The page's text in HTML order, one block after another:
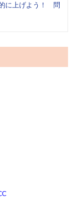
に上げよう！ 問